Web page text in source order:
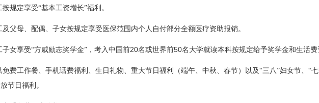
按规定享受“基本工资增长”福利。
及父母、配偶、子女按规定享受医保范围内个人自付部分全额医疗资助报销。
子女享受“方威励志奖学金”，考入中国前20名或世界前50名大学就读本科按规定给予奖学金和生活
免费工作餐、手机话费福利、生日礼物、重大节日福利（端午、中秋、春节）以及“三八”妇女节、“
节日福利。